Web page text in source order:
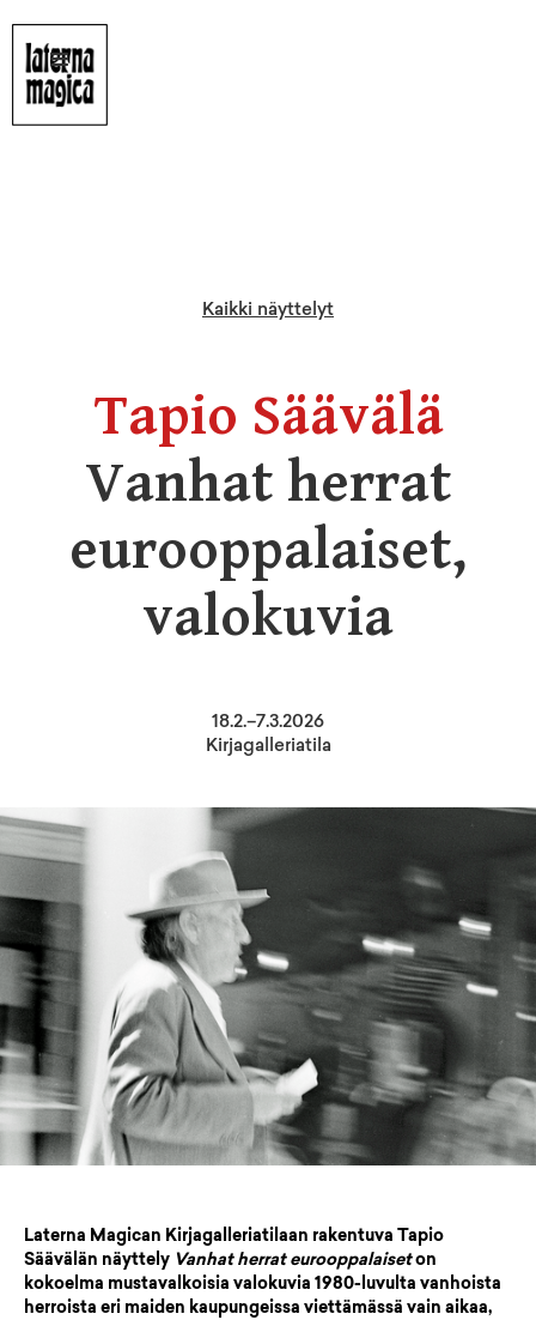
Kaikki näyttelyt
Tapio Säävälä
Vanhat herrat
eurooppalaiset,
valokuvia
18.2.–7.3.2026
Kirjagalleriatila
Laterna Magican Kirjagalleriatilaan rakentuva Tapio
Säävälän näyttely Vanhat herrat eurooppalaiseton
kokoelma mustavalkoisia valokuvia 1980-luvulta vanhoista
herroista eri maiden kaupungeissa viettämässä vain aikaa,